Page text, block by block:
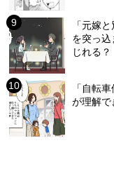
「元嫁
を突っ
じれる？
「自転
が理解で